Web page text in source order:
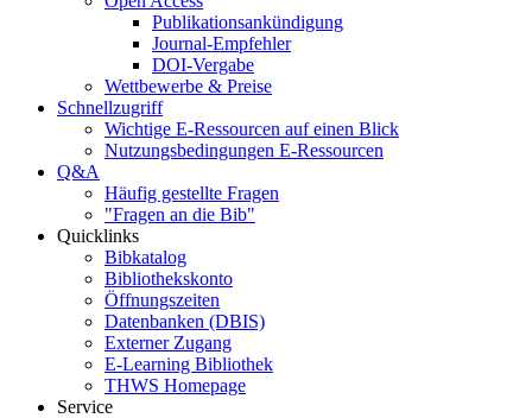
Publikationsankündigung
Journal-Empfehler
DOI-Vergabe
Wettbewerbe & Preise
Schnellzugriff
Wichtige E-Ressourcen auf einen Blick
Nutzungsbedingungen E-Ressourcen
Q&A
Häufig gestellte Fragen
"Fragen an die Bib"
Quicklinks
Bibkatalog
Bibliothekskonto
Öffnungszeiten
Datenbanken (DBIS)
Externer Zugang
E-Learning Bibliothek
THWS Homepage
Service